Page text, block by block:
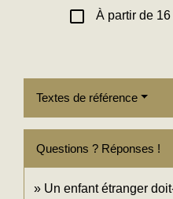
check_box_outline_blank À partir de
Textes de référence
Questions ? Réponses !
Un enfant étranger